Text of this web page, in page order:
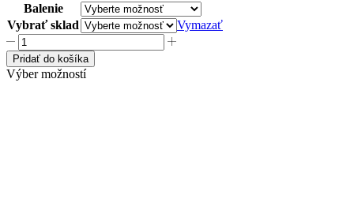
Balenie
Vybrať sklad
Vymazať
množstvo
Klinec
stavebný
Pridať do košíka
Výber možností